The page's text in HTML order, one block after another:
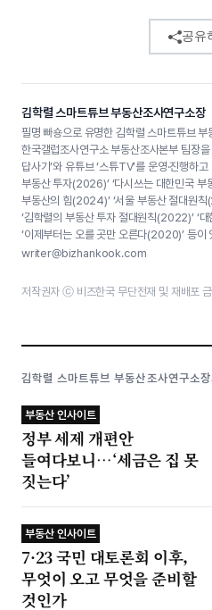
공유
김학렬 스마트튜브 부동산조사연구소장
필명 빠숑으로 유명한 김학렬 스마트튜브 부
한국갤럽조사연구소 부동산조사본부 팀장
답사기’와 유튜브 ‘스튜TV’를 운영·진행하
부동산 투자(2026)’ ‘다시쓰는 대한민국 부
부동산의 힘(2024)’ ‘서울 부동산 절대원
‘김학렬의 부동산 투자 절대원칙(2022)’ ‘
‘이제부터는 오를 곳만 오른다(2020)’ 등이
writer@bizhankook.com
저작권자 ⓒ 비즈한국 무단전재 및 재배포 금
김학렬 스마트튜브 부동산조사연구소
부동산 인사이트
정부 세제 개편안
들여다보니…‘세금은 집 못
짓는다’
부동산 인사이트
7·23 국민 대토론회 이후,
무엇이 오고 무엇을 준비할
것인가